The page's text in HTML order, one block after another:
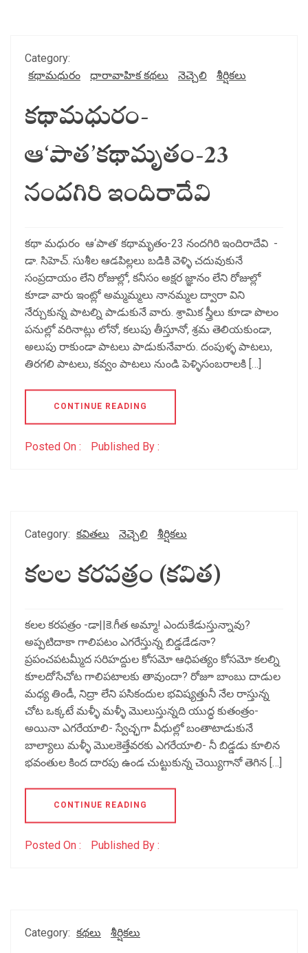
Category:
కథామధురం
ధారావాహిక కథలు నెచ్చెలి శీర్షికలు
కథామధురం-
ఆ‘పాత’కథామృతం-23
నందగిరి ఇందిరాదేవి
కథా మధురం ఆ‘పాత’ కథామృతం-23 నందగిరి ఇందిరాదేవి -
డా. సిహెచ్. సుశీల ఆడపిల్లలు బడికి వెళ్ళి చదువుకునే
సంప్రదాయం లేని రోజుల్లో, కనీసం అక్షర జ్ఞానం లేని రోజుల్లో
కూడా వారు ఇంట్లో అమ్మమ్మలు నానమ్మల ద్వారా విని
నేర్చుకున్న పాటల్ని పాడుకునే వారు. శ్రామిక స్త్రీలు కూడా పొలం
పనుల్లో వరినాట్లు లోనో, కలుపు తీస్తూనో, శ్రమ తెలియకుండా,
అలుపు రాకుండా పాటలు పాడుకునేవారు. దంపుళ్ళ పాటలు,
తిరగలి పాటలు, కవ్వం పాటలు నుండి పెళ్ళిసంబరాలకి […]
CONTINUE READING
Posted On : Published By :
Category: కవితలు నెచ్చెలి శీర్షికలు
కలల కరపత్రం (కవిత)
కలల కరపత్రం -డా||కె.గీత అమ్మా! ఎందుకేడుస్తున్నావు?
అప్పటిదాకా గాలిపటం ఎగరేస్తున్న బిడ్డడేడనా?
ప్రపంచపటమ్మీద సరిహద్దుల కోసమో ఆధిపత్యం కోసమో కలల్ని
కూలదోసేచోట గాలిపటాలకు తావుందా? రోజూ బాంబు దాడుల
మధ్య తిండీ, నిద్రా లేని పసికందుల భవిష్యత్తునీ నేల రాస్తున్న
చోట ఒక్కటే మళ్ళీ మళ్ళీ మొలుస్తున్నది యుద్ధ కుతంత్రం-
అయినా ఎగరేయాలి- స్వేచ్ఛగా వీధుల్లో బంతాటాడుకునే
బాల్యాలు మళ్ళీ మొలకెత్తేవరకు ఎగరేయాలి- నీ బిడ్డడు కూలిన
భవంతుల కింద దారపు ఉండ చుట్టుకున్న చెయ్యిగానో తెగిన […]
CONTINUE READING
Posted On : Published By :
Category: కథలు శీర్షికలు